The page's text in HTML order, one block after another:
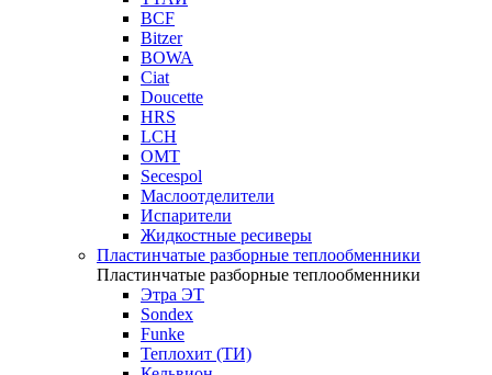
BCF
Bitzer
BOWA
Ciat
Doucette
HRS
LCH
OMT
Secespol
Маслоотделители
Испарители
Жидкостные ресиверы
Пластинчатые разборные теплообменники
Пластинчатые разборные теплообменники
Этра ЭТ
Sondex
Funke
Теплохит (ТИ)